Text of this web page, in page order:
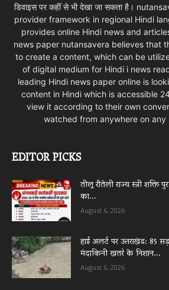
डिवाइस पर कहीं से भी देखा जा सकता है।
provider framework in regional Hindi
provides online Hindi news and
news paper nutansavera believes that
to create a content, which can be
of digital medium for Hindi i news
leading Hindi news paper online is
content in Hindi which is accessible
view it according to their own
watched from anywhere on any
EDITOR PICKS
तीलू रौतेली राज्य स्त्री
का...
August 6, 2026
हाई अलर्ट पर उत्तराखंड:
मंदाकिनी खतरे के निशान...
August 6, 2026